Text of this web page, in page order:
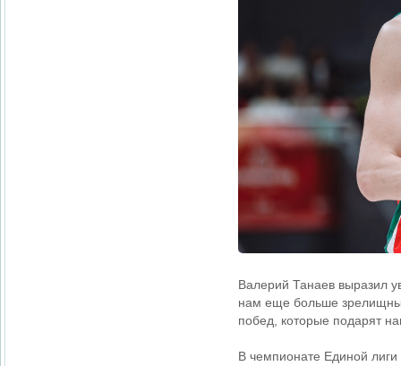
Валерий Танаев выразил
нам еще больше
побед, которые подарят
В чемпионате Единой